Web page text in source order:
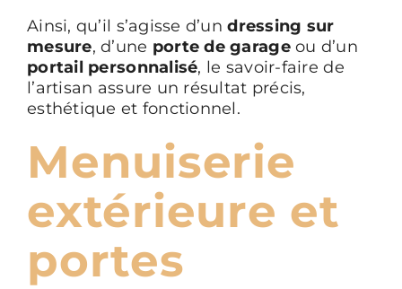
Ainsi, qu’il s’agisse d’undressing sur
mesure, d’une porte de garageou d’un
portail personnalisé, le savoir-faire de
l’artisan assure un résultat précis,
esthétique et fonctionnel.
Menuiserie
extérieure et
portes